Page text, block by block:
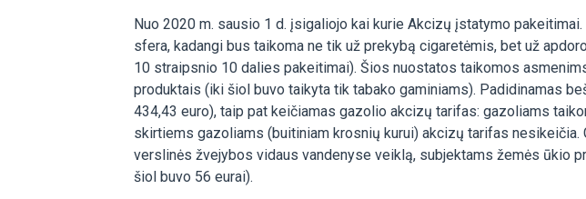
Nuo 2020 m. sausio 1 d. įsigaliojo kai kurie Akcizų įstatymo
sfera, kadangi bus taikoma ne tik už prekybą cigaretėmis, bet už
10 straipsnio 10 dalies pakeitimai). Šios nuostatos taikomos
produktais (iki šiol buvo taikyta tik tabako gaminiams). Padidinamas
434,43 euro), taip pat keičiamas gazolio akcizų tarifas: gazoliams
skirtiems gazoliams (buitiniam krosnių kurui) akcizų tarifas
verslinės žvejybos vidaus vandenyse veiklą, subjektams žemės ūkio
šiol buvo 56 eurai).